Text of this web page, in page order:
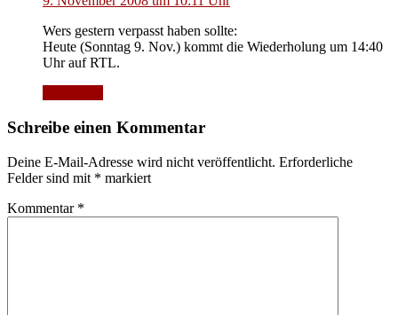
Wers gestern verpasst haben sollte:
Heute (Sonntag 9. Nov.) kommt die Wiederholung um 14:40
Uhr auf RTL.
Schreibe einen Kommentar
Deine E-Mail-Adresse wird nicht veröffentlicht. Erforderliche
Felder sind mit * markiert
Kommentar *